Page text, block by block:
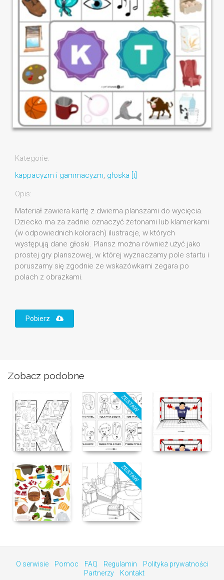
Kategorie:
kappacyzm i gammacyzm, głoska [t]
Opis:
Materiał zawiera kartę z dwiema planszami do wycięcia.
Dziecko ma za zadnie oznaczyć żetonami lub klamerkami
(w odpowiednich kolorach) ilustracje, w których
występują dane głoski. Plansz można również użyć jako
prostej gry planszowej, w której wyznaczamy pole startu i
poruszamy się zgodnie ze wskazówkami zegara po
polach z obrazkami.
Pobierz
Zobacz podobne
O serwisie Pomoc FAQ Regulamin
Polityka prywatności
Partnerzy
Kontakt